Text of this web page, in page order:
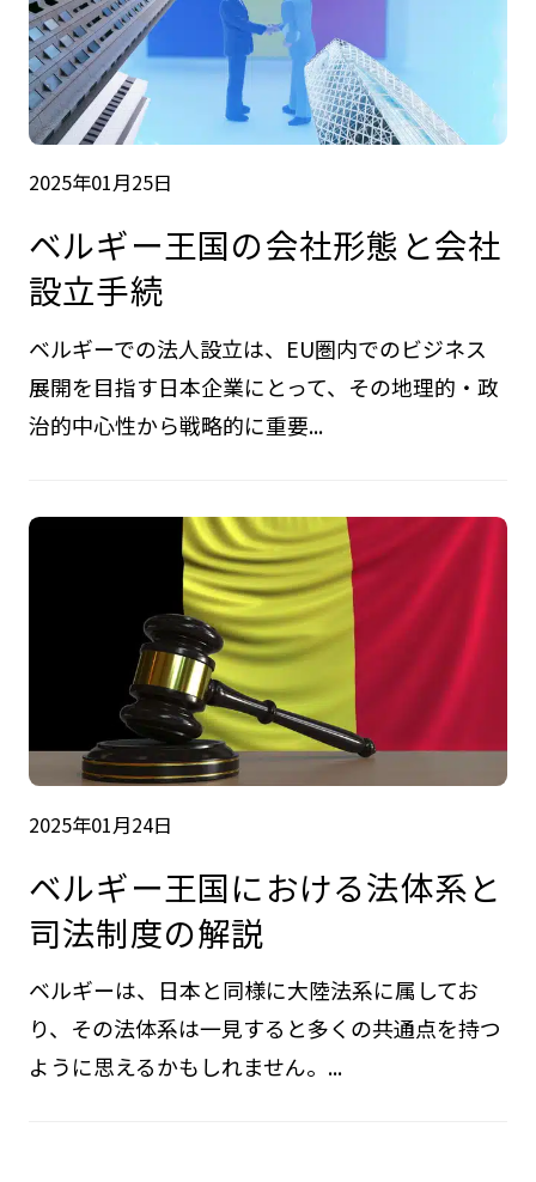
2025年01月25日
ベルギー王国の会社形態と会社
設立手続
ベルギーでの法人設立は、EU圏内でのビジネス
展開を目指す日本企業にとって、その地理的・政
治的中心性から戦略的に重要...
2025年01月24日
ベルギー王国における法体系と
司法制度の解説
ベルギーは、日本と同様に大陸法系に属してお
り、その法体系は一見すると多くの共通点を持つ
ように思えるかもしれません。...